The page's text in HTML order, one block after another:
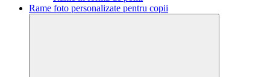
Rame foto personalizate pentru copii